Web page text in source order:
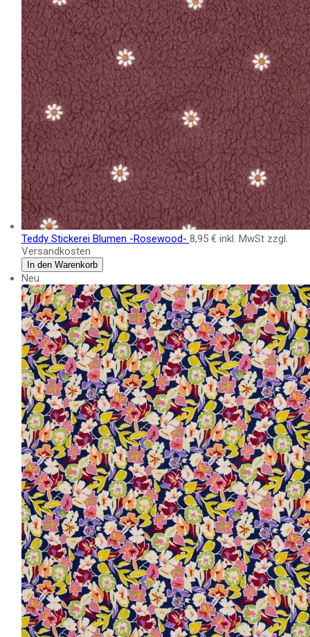
Teddy Stickerei Blumen -Rosewood- 8,95 € inkl. MwSt zzgl.
Versandkosten
In den Warenkorb
Neu